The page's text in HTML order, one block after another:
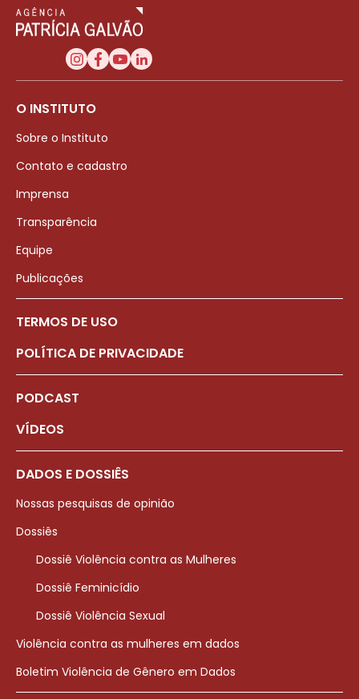
O INSTITUTO
Sobre o Instituto
Contato e cadastro
Imprensa
Transparência
Equipe
Publicações
TERMOS DE USO
POLÍTICA DE PRIVACIDADE
PODCAST
VÍDEOS
DADOS E DOSSIÊS
Nossas pesquisas de opinião
Dossiês
Dossiê Violência contra as Mulheres
Dossiê Feminicídio
Dossiê Violência Sexual
Violência contra as mulheres em dados
Boletim Violência de Gênero em Dados